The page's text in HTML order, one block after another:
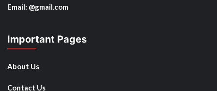
Email: @gmail.com
Important Pages
About Us
Contact Us